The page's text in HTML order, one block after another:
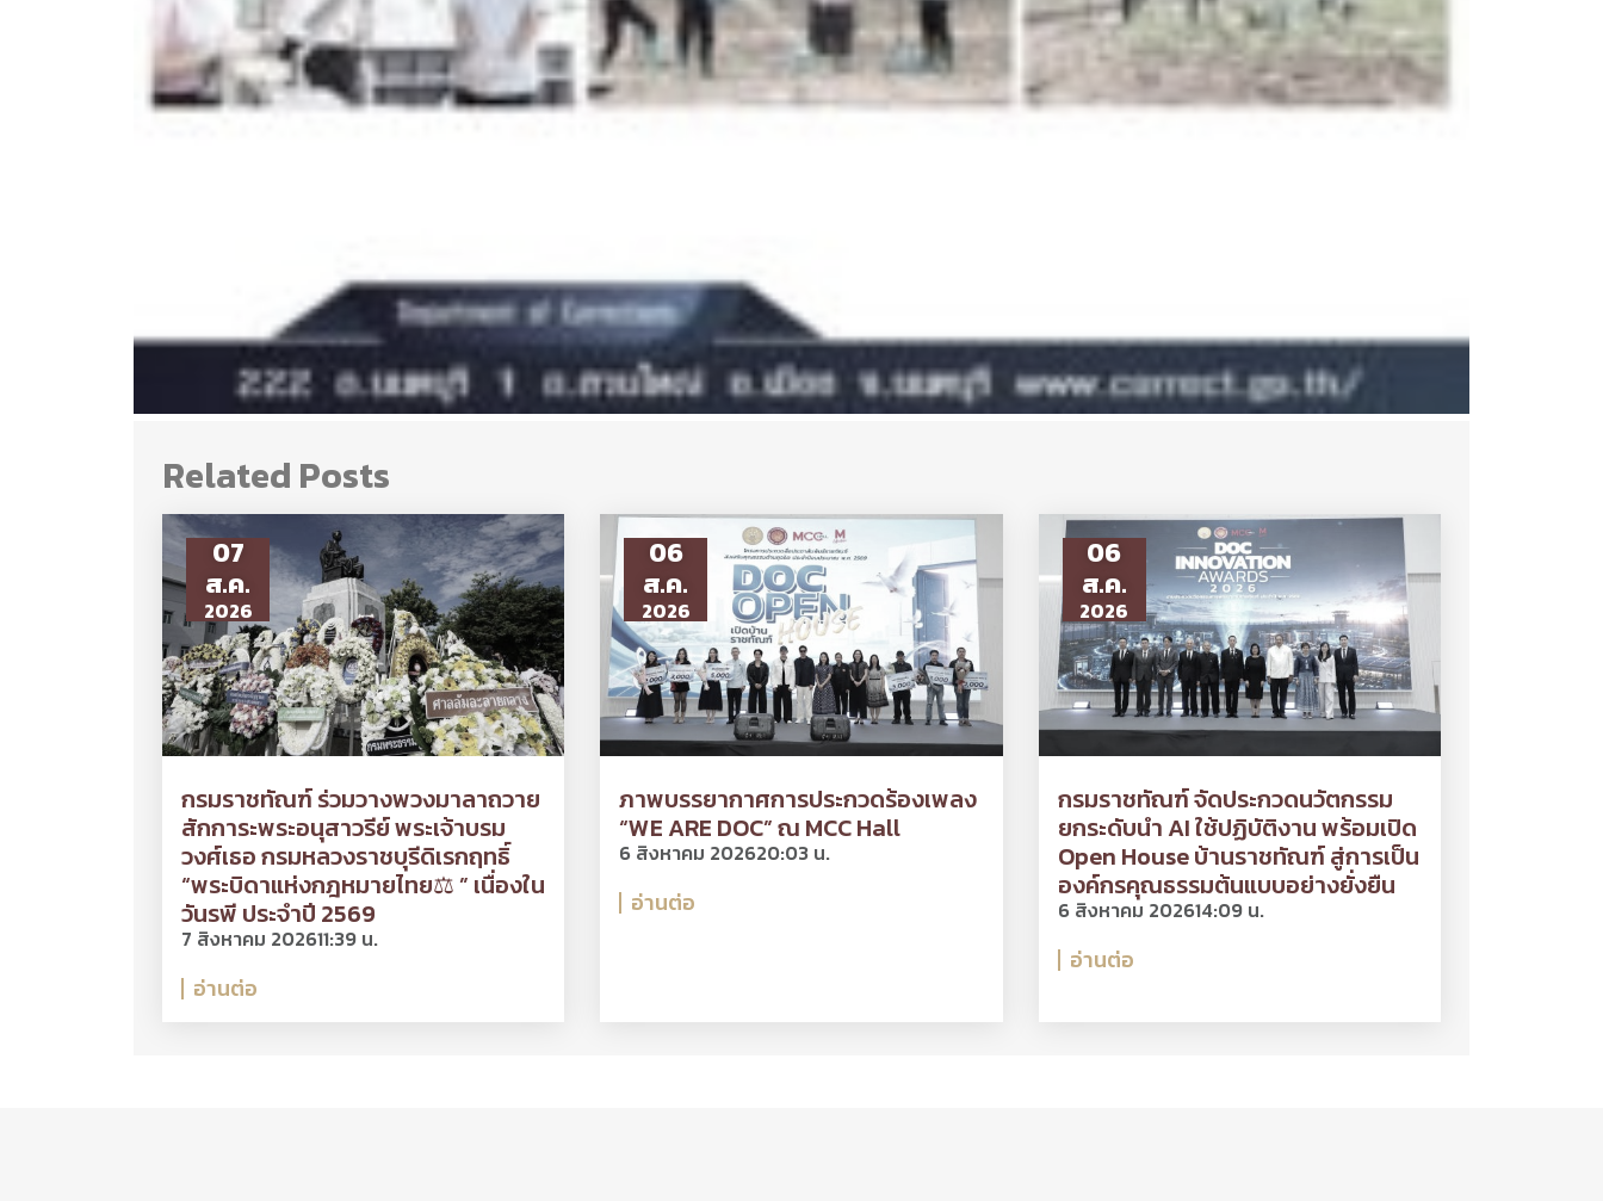
Related Posts
07
ส.ค.
2026
กรมราชทัณฑ์ ร่วมวางพวงมาลาถวาย
สักการะพระอนุสาวรีย์ พระเจ้าบรม
วงศ์เธอ กรมหลวงราชบุรีดิเรกฤทธิ์
“พระบิดาแห่งกฎหมายไทย⚖ ” เนื่องใน
วันรพี ประจำปี 2569
7 สิงหาคม 202611:39 น.
อ่านต่อ
06
ส.ค.
2026
ภาพบรรยากาศการประกวดร้องเพลง
“WE ARE DOC” ณ MCC Hall
6 สิงหาคม 202620:03 น.
อ่านต่อ
06
ส.ค.
2026
กรมราชทัณฑ์ จัดประกวดนวัตกรรม
ยกระดับนำ AI ใช้ปฏิบัติงาน พร้อมเปิด
Open House บ้านราชทัณฑ์ สู่การเป็น
องค์กรคุณธรรมต้นแบบอย่างยั่งยืน
6 สิงหาคม 202614:09 น.
อ่านต่อ